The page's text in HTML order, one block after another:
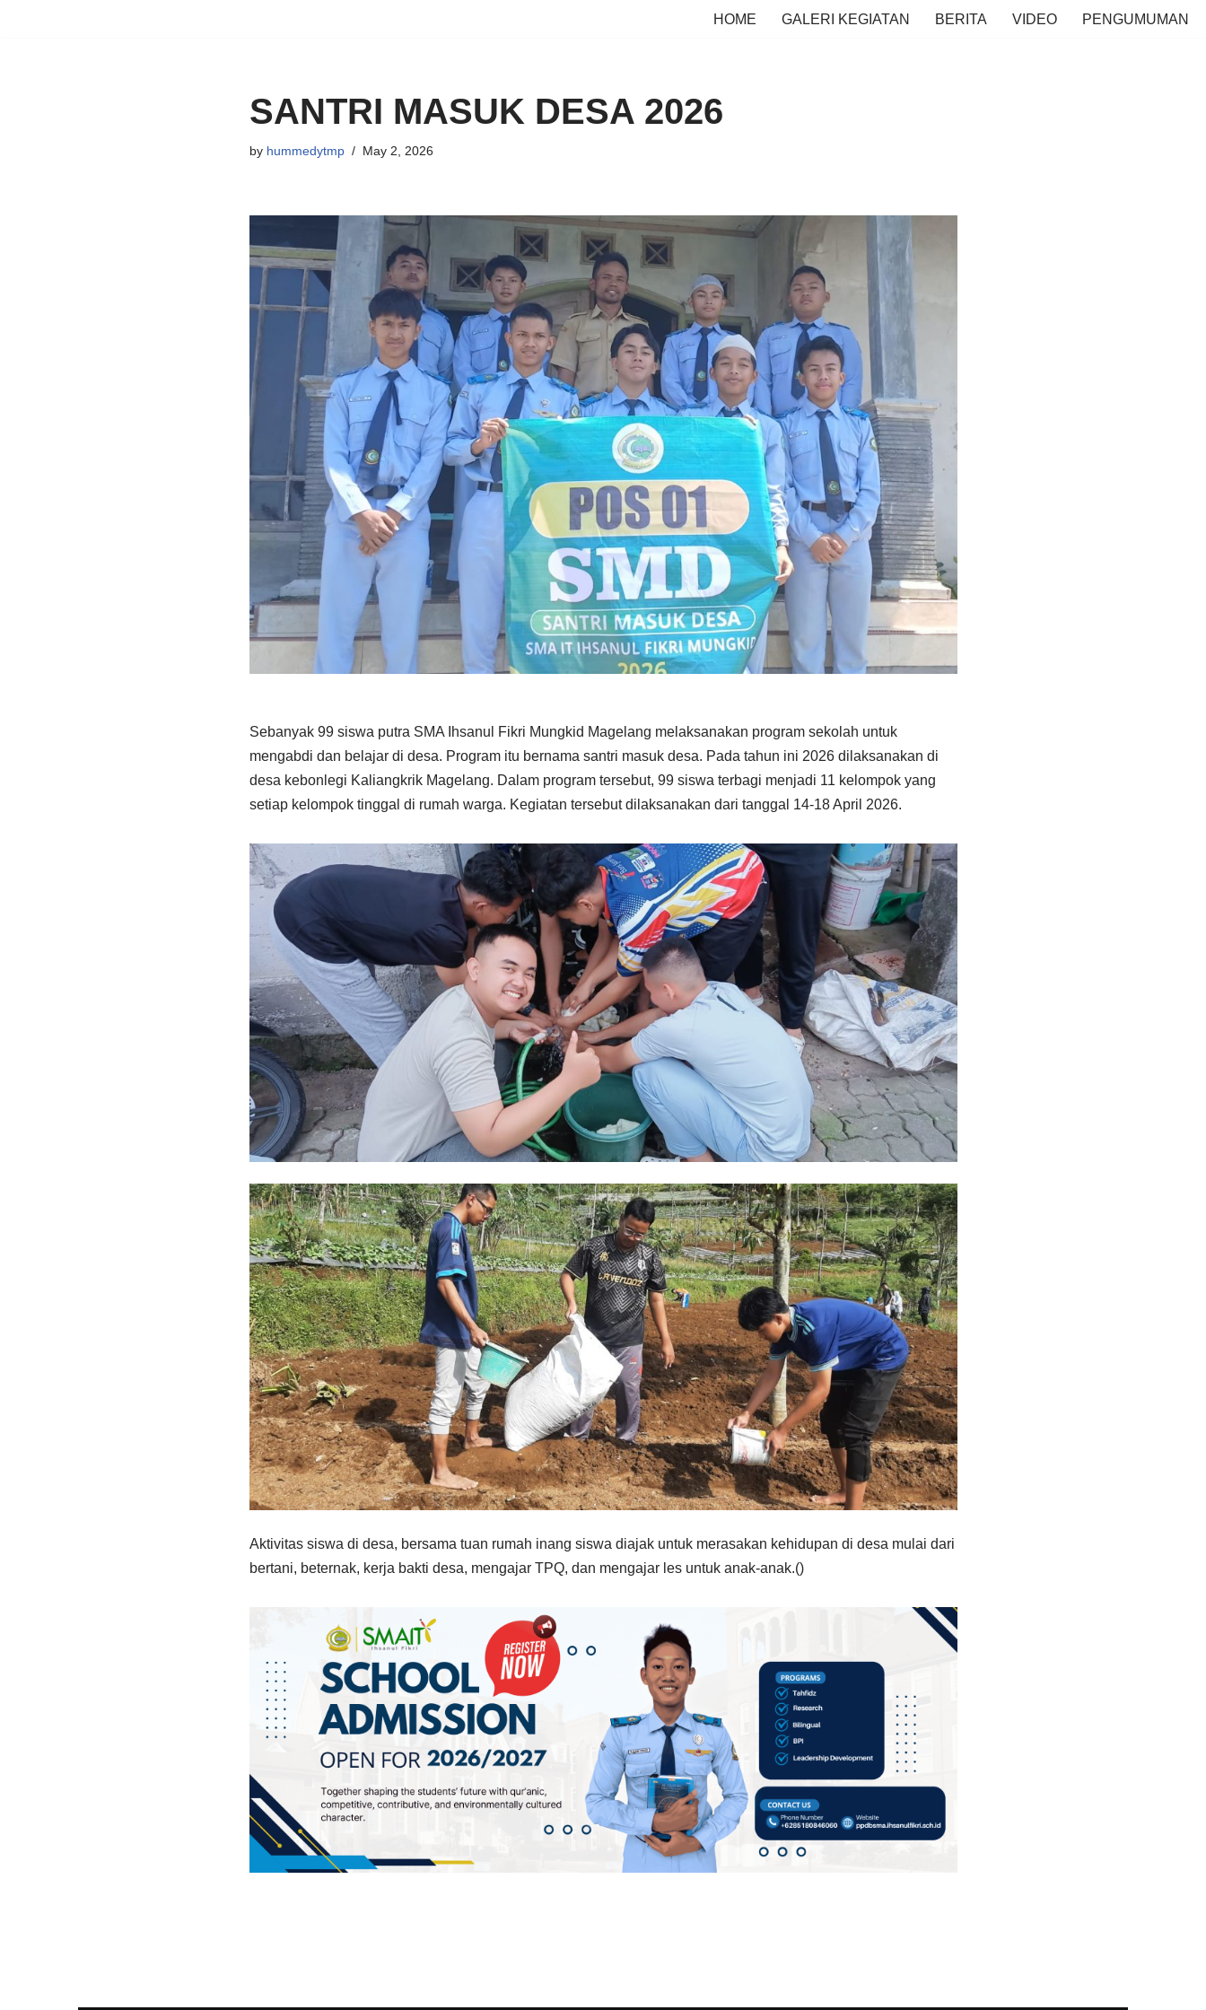
HOME GALERI KEGIATAN BERITA VIDEO PENGUMUMAN
SANTRI MASUK DESA 2026
by hummedytmp May 2, 2026
Sebanyak 99 siswa putra SMA Ihsanul Fikri Mungkid Magelang melaksanakan program sekolah untuk
mengabdi dan belajar di desa. Program itu bernama santri masuk desa. Pada tahun ini 2026 dilaksanakan di
desa kebonlegi Kaliangkrik Magelang. Dalam program tersebut, 99 siswa terbagi menjadi 11 kelompok yang
setiap kelompok tinggal di rumah warga. Kegiatan tersebut dilaksanakan dari tanggal 14-18 April 2026.
Aktivitas siswa di desa, bersama tuan rumah inang siswa diajak untuk merasakan kehidupan di desa mulai dari
bertani, beternak, kerja bakti desa, mengajar TPQ, dan mengajar les untuk anak-anak.()